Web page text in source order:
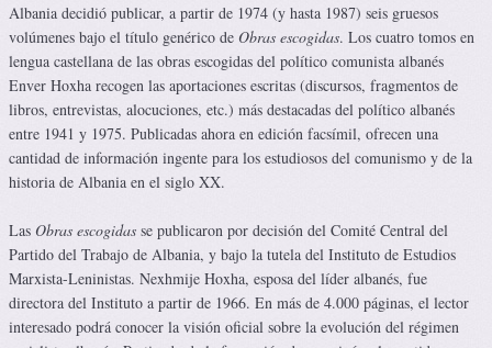
Albania decidió publicar, a partir de 1974 (y hasta 1987) seis gruesos
volúmenes bajo el título genérico de Obras escogidas. Los cuatro tomos en
lengua castellana de las obras escogidas del político comunista albanés
Enver Hoxha recogen las aportaciones escritas (discursos, fragmentos de
libros, entrevistas, alocuciones, etc.) más destacadas del político albanés
entre 1941 y 1975. Publicadas ahora en edición facsímil, ofrecen una
cantidad de información ingente para los estudiosos del comunismo y de la
historia de Albania en el siglo XX.
Las Obras escogidas se publicaron por decisión del Comité Central del
Partido del Trabajo de Albania, y bajo la tutela del Instituto de Estudios
Marxista-Leninistas. Nexhmije Hoxha, esposa del líder albanés, fue
directora del Instituto a partir de 1966. En más de 4.000 páginas, el lector
interesado podrá conocer la visión oficial sobre la evolución del régimen